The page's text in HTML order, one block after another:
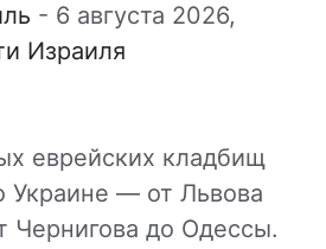
- 6 августа 2026,
Израиля
еврейских кладбищ
Украине — от Львова
Чернигова до Одессы.